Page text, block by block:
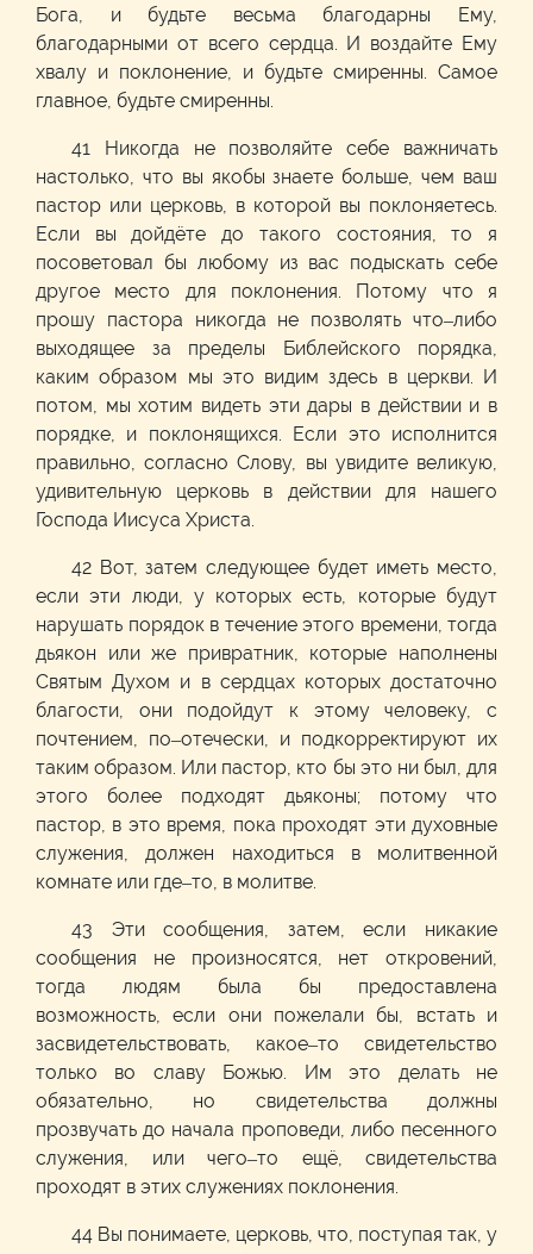
Бога, и будьте весьма благодарны Ему,
благодарными от всего сердца. И воздайте Ему
хвалу и поклонение, и будьте смиренны. Самое
главное, будьте смиренны.
41 Никогда не позволяйте себе важничать
настолько, что вы якобы знаете больше, чем ваш
пастор или церковь, в которой вы поклоняетесь.
Если вы дойдёте до такого состояния, то я
посоветовал бы любому из вас подыскать себе
другое место для поклонения. Потому что я
прошу пастора никогда не позволять что–либо
выходящее за пределы Библейского порядка,
каким образом мы это видим здесь в церкви. И
потом, мы хотим видеть эти дары в действии и в
порядке, и поклонящихся. Если это исполнится
правильно, согласно Слову, вы увидите великую,
удивительную церковь в действии для нашего
Господа Иисуса Христа.
42 Вот, затем следующее будет иметь место,
если эти люди, у которых есть, которые будут
нарушать порядок в течение этого времени, тогда
дьякон или же привратник, которые наполнены
Святым Духом и в сердцах которых достаточно
благости, они подойдут к этому человеку, с
почтением, по–отечески, и подкорректируют их
таким образом. Или пастор, кто бы это ни был, для
этого более подходят дьяконы; потому что
пастор, в это время, пока проходят эти духовные
служения, должен находиться в молитвенной
комнате или где–то, в молитве.
43 Эти сообщения, затем, если никакие
сообщения не произносятся, нет откровений,
тогда людям была бы предоставлена
возможность, если они пожелали бы, встать и
засвидетельствовать, какое–то свидетельство
только во славу Божью. Им это делать не
обязательно, но свидетельства должны
прозвучать до начала проповеди, либо песенного
служения, или чего–то ещё, свидетельства
проходят в этих служениях поклонения.
44 Вы понимаете, церковь, что, поступая так, у